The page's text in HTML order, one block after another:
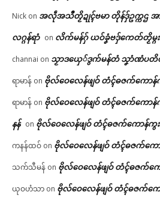
Nick on အလဵုအသဳတၟိဍုၚ်ဗမာ တိုန်ဒှ်ဥက္ကဌ အာဇ
လဂ္ဂန်ရာံ on လိက်မန်ဂှ် ယဝ်ခၞံဗဒှ်ကေတ်တၟိမ္ဂ
channai on သၟာဒယှေ်ဒွက်မန်တံ သၞာံဏံပ
ရာမာန် on ဗိုလ်ဝေလေန်ဖျဝ် တံၚ်ဓဇက်ကော
ရာမာန် on ဗိုလ်ဝေလေန်ဖျဝ် တံၚ်ဓဇက်ကော
နန် on ဗိုလ်ဝေလေန်ဖျဝ် တံၚ်ဓဇက်ကောန်ကွ
ကနန်ထဝ် on ဗိုလ်ဝေလေန်ဖျဝ် တံၚ်ဓဇက်က
သက်သီမန် on ဗိုလ်ဝေလေန်ဖျဝ် တံၚ်ဓဇက်က
ယုဝဟံသာ on ဗိုလ်ဝေလေန်ဖျဝ် တံၚ်ဓဇက်က